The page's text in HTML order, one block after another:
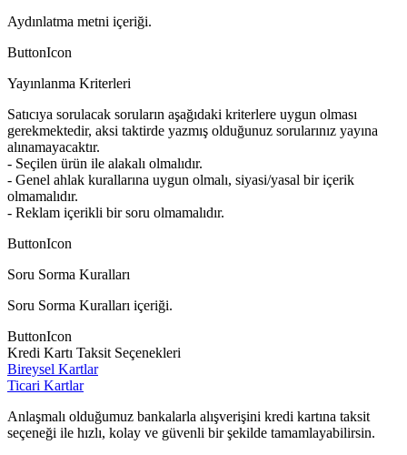
Aydınlatma metni içeriği.
ButtonIcon
Yayınlanma Kriterleri
Satıcıya sorulacak soruların aşağıdaki kriterlere uygun olması
gerekmektedir, aksi taktirde yazmış olduğunuz sorularınız yayına
alınamayacaktır.
- Seçilen ürün ile alakalı olmalıdır.
- Genel ahlak kurallarına uygun olmalı, siyasi/yasal bir içerik
olmamalıdır.
- Reklam içerikli bir soru olmamalıdır.
ButtonIcon
Soru Sorma Kuralları
Soru Sorma Kuralları içeriği.
ButtonIcon
Kredi Kartı Taksit Seçenekleri
Bireysel Kartlar
Ticari Kartlar
Anlaşmalı olduğumuz bankalarla alışverişini kredi kartına taksit
seçeneği ile hızlı, kolay ve güvenli bir şekilde tamamlayabilirsin.